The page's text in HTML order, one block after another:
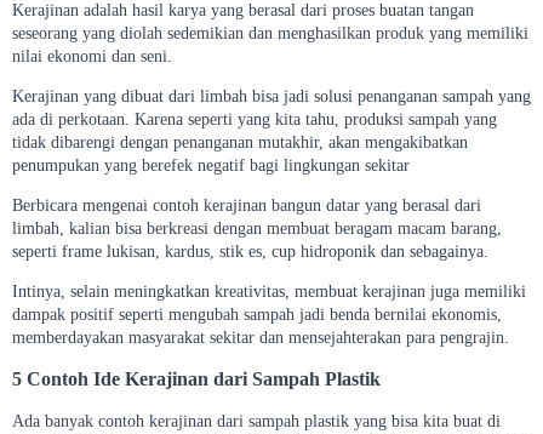
Kerajinan adalah hasil karya yang berasal dari proses buatan tangan
seseorang yang diolah sedemikian dan menghasilkan produk yang memiliki
nilai ekonomi dan seni.
Kerajinan yang dibuat dari limbah bisa jadi solusi penanganan sampah yang
ada di perkotaan. Karena seperti yang kita tahu, produksi sampah yang
tidak dibarengi dengan penanganan mutakhir, akan mengakibatkan
penumpukan yang berefek negatif bagi lingkungan sekitar
Berbicara mengenai contoh kerajinan bangun datar yang berasal dari
limbah, kalian bisa berkreasi dengan membuat beragam macam barang,
seperti frame lukisan, kardus, stik es, cup hidroponik dan sebagainya.
Intinya, selain meningkatkan kreativitas, membuat kerajinan juga memiliki
dampak positif seperti mengubah sampah jadi benda bernilai ekonomis,
memberdayakan masyarakat sekitar dan mensejahterakan para pengrajin.
5 Contoh Ide Kerajinan dari Sampah Plastik
Ada banyak contoh kerajinan dari sampah plastik yang bisa kita buat di